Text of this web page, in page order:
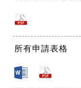
所有申請表格